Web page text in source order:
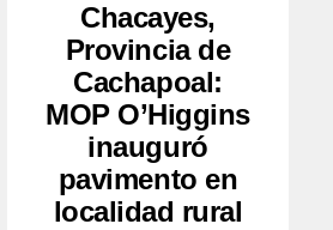
Chacayes,
Provincia de
Cachapoal:
MOP O’Higgins
inauguró
pavimento en
localidad rural